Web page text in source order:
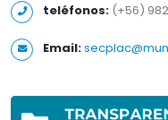
teléfonos: (+56)
Email: